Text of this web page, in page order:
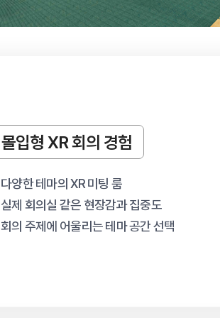
몰입형 XR 회의 경험
다양한 테마의 XR 미팅 룸
실제 회의실 같은 현장감과 집중도
회의 주제에 어울리는 테마 공간 선택